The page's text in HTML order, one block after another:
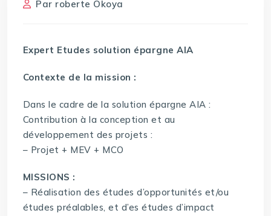
Par roberte Okoya
Expert Etudes solution épargne AIA
Contexte de la mission :
Dans le cadre de la solution épargne AIA :
Contribution à la conception et au
développement des projets :
– Projet + MEV + MCO
MISSIONS :
– Réalisation des études d’opportunités et/ou
études préalables, et d’es études d’impact